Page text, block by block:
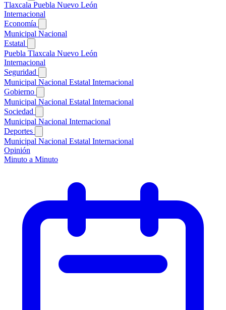
Tlaxcala Puebla Nuevo León
Internacional
Economía
Municipal Nacional
Estatal
Puebla Tlaxcala Nuevo León
Internacional
Seguridad
Municipal Nacional Estatal Internacional
Gobierno
Municipal Nacional Estatal Internacional
Sociedad
Municipal Nacional Internacional
Deportes
Municipal Nacional Estatal Internacional
Opinión
Minuto a Minuto